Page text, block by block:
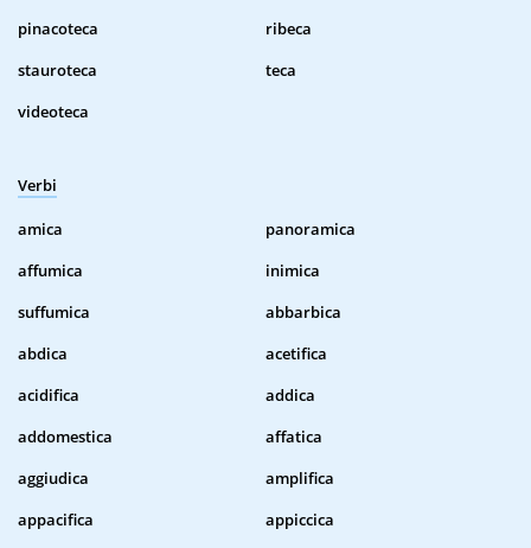
pinacoteca
ribeca
stauroteca
teca
videoteca
Verbi
amica
panoramica
affumica
inimica
suffumica
abbarbica
abdica
acetifica
acidifica
addica
addomestica
affatica
aggiudica
amplifica
appacifica
appiccica